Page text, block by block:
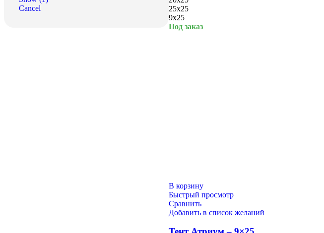
Cancel
25x25
9x25
Под заказ
В корзину
Быстрый просмотр
Сравнить
Добавить в список желаний